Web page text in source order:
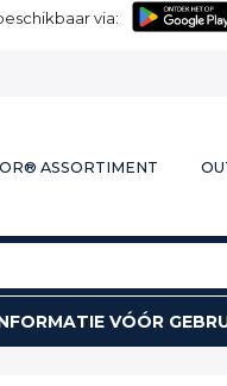
via:
ASSORTIMENT
VÓÓR